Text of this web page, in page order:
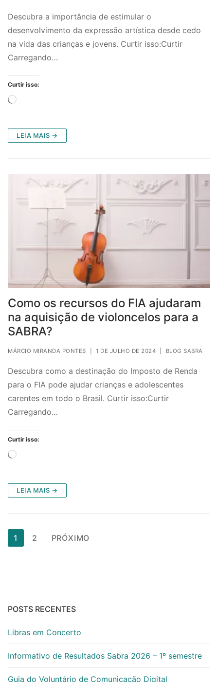
Descubra a importância de estimular o
desenvolvimento da expressão artística desde cedo
na vida das crianças e jovens. Curtir isso:Curtir
Carregando…
Curtir isso:
Carregando...
LEIA MAIS →
Como os recursos do FIA ajudaram
na aquisição de violoncelos para a
SABRA?
MÁRCIO MIRANDA PONTES 1 DE JULHO DE 2024 BLOG SABRA
Descubra como a destinação do Imposto de Renda
para o FIA pode ajudar crianças e adolescentes
carentes em todo o Brasil. Curtir isso:Curtir
Carregando…
Curtir isso:
Carregando...
LEIA MAIS →
Paginação
de
1 2 PRÓXIMO
POSTS RECENTES
Libras em Concerto
Informativo de Resultados Sabra 2026 – 1º semestre
Guia do Voluntário de Comunicação Digital